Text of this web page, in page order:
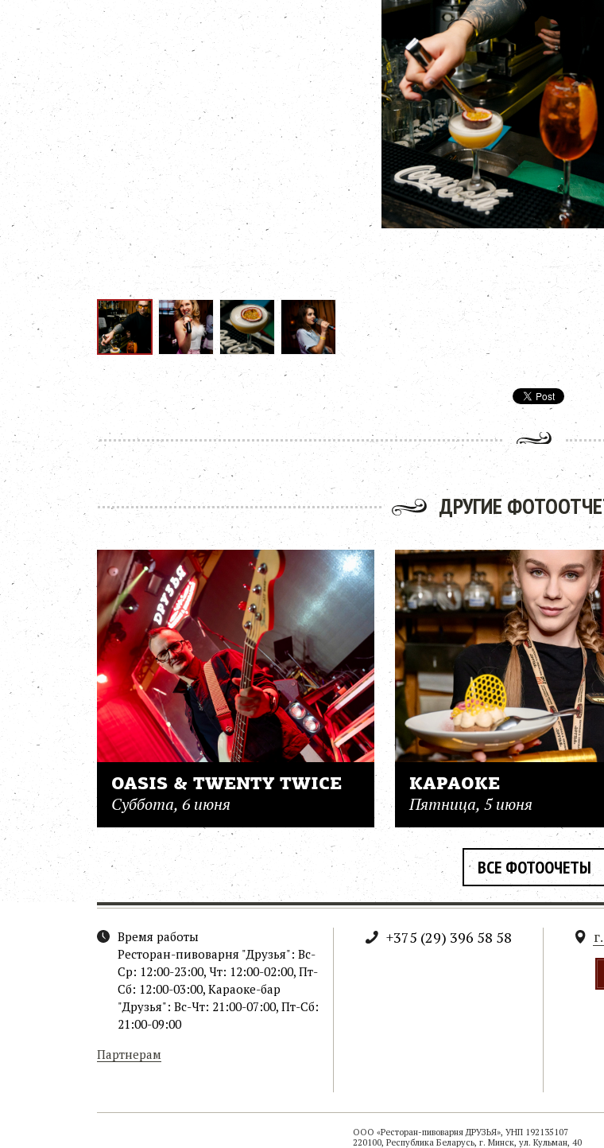
ДРУГИЕ
OASIS & TWENTY TWICE
Суббота, 6 июня
КАРАОКЕ
Пятница, 5 июня
ВСЕ ФОТООЧЕТЫ
Время работы
Ресторан-пивоварня "Друзья": Вс-
Ср: 12:00-23:00, Чт: 12:00-02:00, Пт-
Сб: 12:00-03:00, Караоке-бар
"Друзья": Вс-Чт: 21:00-07:00, Пт-Сб:
21:00-09:00
Партнерам
+375 (29) 396 58 58
ООО «Ресторан-пивоварня ДРУЗЬЯ», УНП 192135107
220100, Республика Беларусь, г. Минск, ул. Кульман, 40